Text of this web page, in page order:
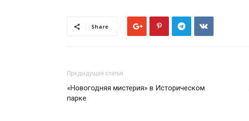
Share
Предыдущая статья
«Новогодняя мистерия» в Историческом
парке